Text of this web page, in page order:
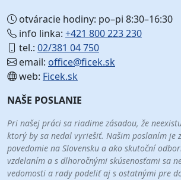
otváracie hodiny: po–pi 8:30–16:30
info linka: +421 800 223 230
tel.: 02/381 04 750
email: office@ficek.sk
web: Ficek.sk
NAŠE POSLANIE
Pri našej práci sa riadime zásadou, že
ktorý by sa nedal vyriešiť. Našim poslaním je
povedomie na Slovensku a ako skutoční
vzdelaním a s dlhoročnými skúsenosťami sa
vedomosti a rady podeliť aj s ostatnými pre